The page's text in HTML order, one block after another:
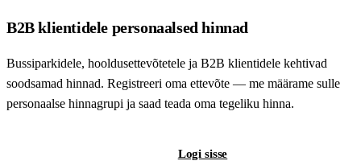
B2B klientidele personaalsed hinnad
Bussiparkidele, hooldusettevõtetele ja B2B klientidele kehtivad
soodsamad hinnad. Registreeri oma ettevõte — me määrame sulle
personaalse hinnagrupi ja saad teada oma tegeliku hinna.
Logi sisse